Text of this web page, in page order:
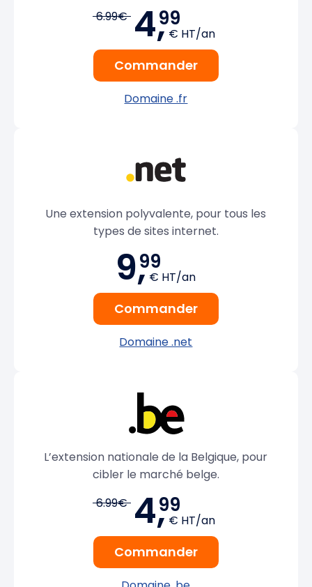
6.99€ 4,99
€ HT/an
Commander
Domaine .fr
Une extension polyvalente, pour tous les
types de sites internet.
9,99
€ HT/an
Commander
Domaine .net
L’extension nationale de la Belgique, pour
cibler le marché belge.
6.99€ 4,99
€ HT/an
Commander